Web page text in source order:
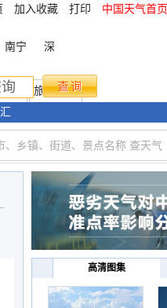
加入收藏 打印 中国天气首页
南宁
深
象
旅游气象
高清图集